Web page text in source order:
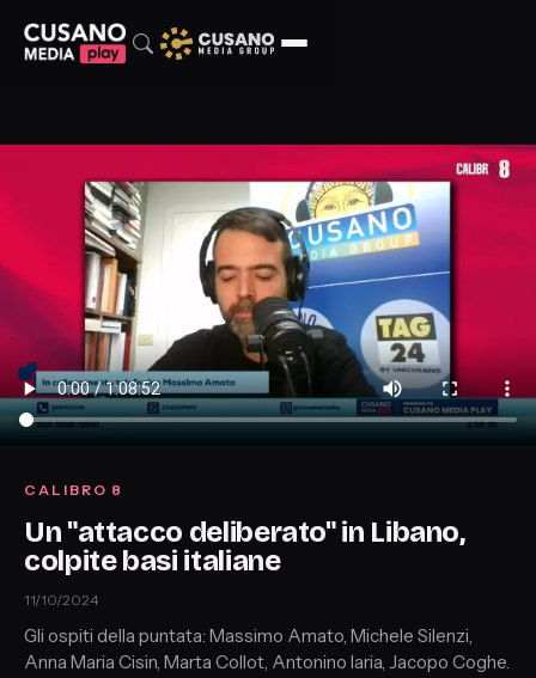
CALIBRO 8
Un "attacco deliberato" in Libano,
colpite basi italiane
11/10/2024
Gli ospiti della puntata: Massimo Amato, Michele Silenzi,
Anna Maria Cisin, Marta Collot, Antonino Iaria, Jacopo Coghe.